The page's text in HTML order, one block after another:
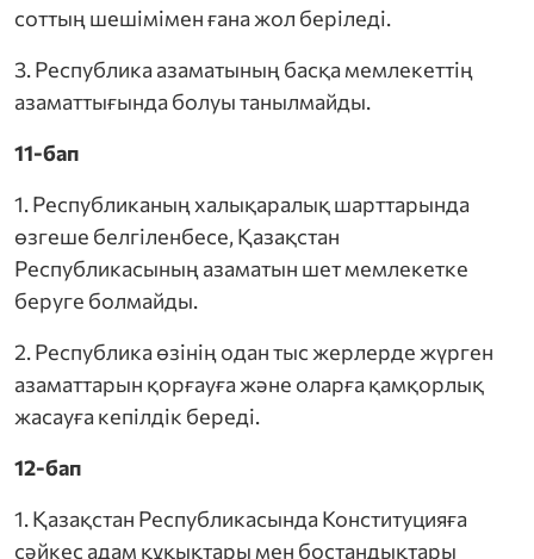
соттың шешімімен ғана жол беріледі.
3. Республика азаматының басқа мемлекеттің
азаматтығында болуы танылмайды.
11-бап
1. Республиканың халықаралық шарттарында
өзгеше белгіленбесе, Қазақстан
Республикасының азаматын шет мемлекетке
беруге болмайды.
2. Республика өзінің одан тыс жерлерде жүрген
азаматтарын қорғауға және оларға қамқорлық
жасауға кепілдік береді.
12-бап
1. Қазақстан Республикасында Конституцияға
сәйкес адам құқықтары мен бостандықтары